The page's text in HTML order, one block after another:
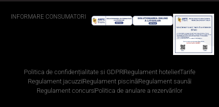
Politica de confidențialitate si GDPRRegulament hotelierTarife
Regulament jacuzzi Regulament piscină Regulament saună
Regulament concurs Politica de anulare a rezervărilor
INFORMARE CONSUMATORI